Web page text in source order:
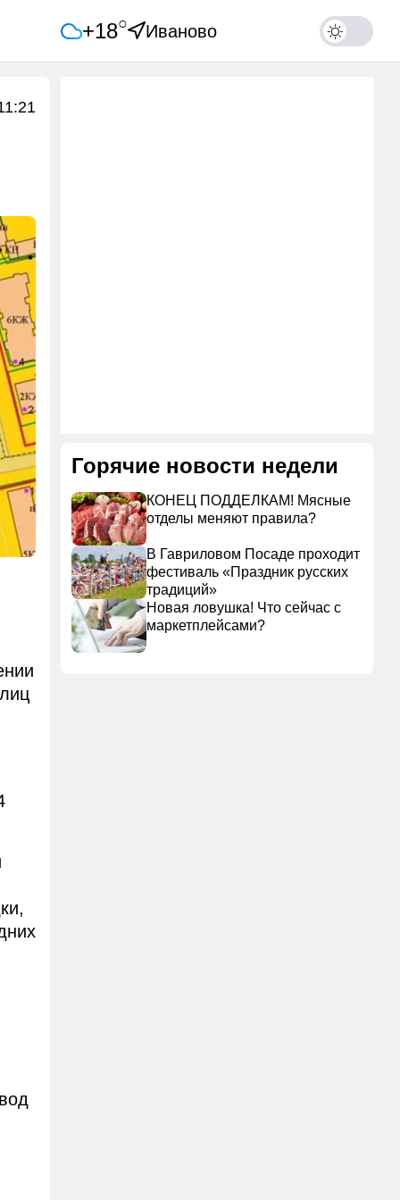
+18○ Иваново
Горячие новости недели
КОНЕЦ ПОДДЕЛКАМ! Мясные
отделы меняют правила?
В Гавриловом Посаде проходит
фестиваль «Праздник русских
традиций»
Новая ловушка! Что сейчас с
маркетплейсами?